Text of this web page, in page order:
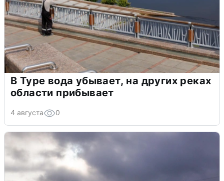
В Туре вода убывает, на других реках
области прибывает
4 августа 0